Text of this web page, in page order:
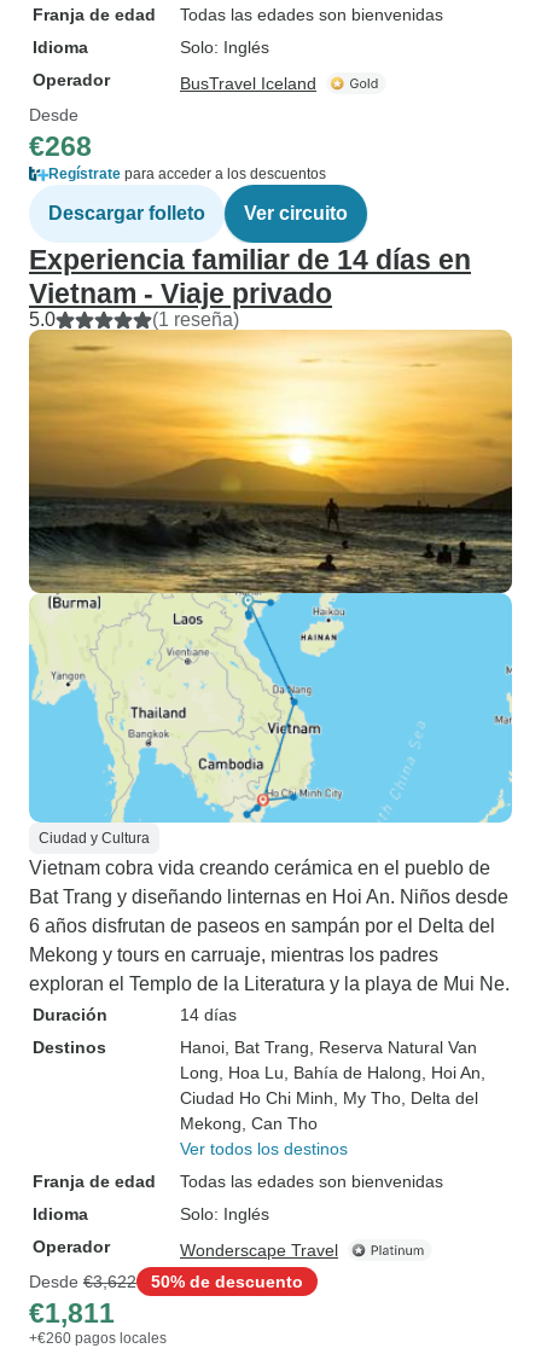
Franja de edad
Todas las edades son bienvenidas
Idioma
Solo: Inglés
Operador
BusTravel Iceland
Desde
€268
Regístrate para acceder a los descuentos
Descargar folleto Ver circuito
Experiencia familiar de 14 días en
Vietnam - Viaje privado
5.0 (1 reseña)
Ciudad y Cultura
Vietnam cobra vida creando cerámica en el pueblo de
Bat Trang y diseñando linternas en Hoi An. Niños desde
6 años disfrutan de paseos en sampán por el Delta del
Mekong y tours en carruaje, mientras los padres
exploran el Templo de la Literatura y la playa de Mui Ne.
Duración
14 días
Destinos
Hanoi , Bat Trang , Reserva Natural Van
Long , Hoa Lu , Bahía de Halong , Hoi An
Ciudad Ho Chi Minh , My Tho , Delta del
Mekong , Can Tho
Ver todos los destinos
Franja de edad
Todas las edades son bienvenidas
Idioma
Solo: Inglés
Operador
Wonderscape Travel
Desde €3,622 50% de descuento
€1,811
+€260 pagos locales